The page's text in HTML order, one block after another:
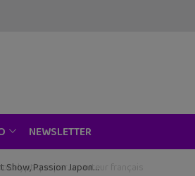
NEWSLETTER
Show, Passion Japon…